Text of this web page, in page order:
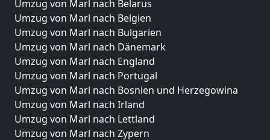
Umzug von Marl nach Belarus
Umzug von Marl nach Belgien
Umzug von Marl nach Bulgarien
Umzug von Marl nach Dänemark
Umzug von Marl nach England
Umzug von Marl nach Portugal
Umzug von Marl nach Bosnien und Herzegowina
Umzug von Marl nach Irland
Umzug von Marl nach Lettland
Umzug von Marl nach Zypern